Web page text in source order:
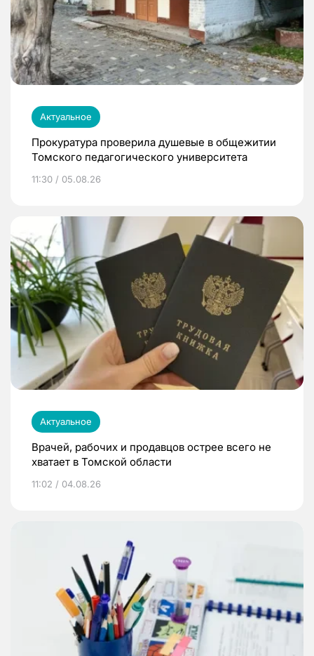
Актуальное
Прокуратура проверила душевые в общежитии
Томского педагогического университета
11:30 / 05.08.26
Актуальное
Врачей, рабочих и продавцов острее всего не
хватает в Томской области
11:02 / 04.08.26